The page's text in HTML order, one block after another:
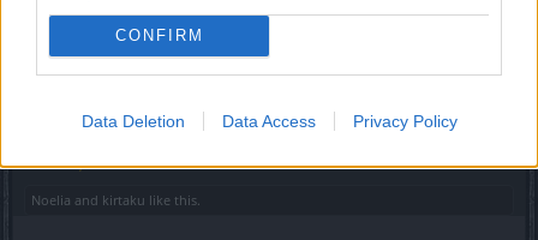
CONFIRM
Data Deletion Data Access Privacy Policy
Fortuna del
Saqueador
Comentarios
Fragmentos entre
Nov 21, 2024
Noelia and kirtaku like this.